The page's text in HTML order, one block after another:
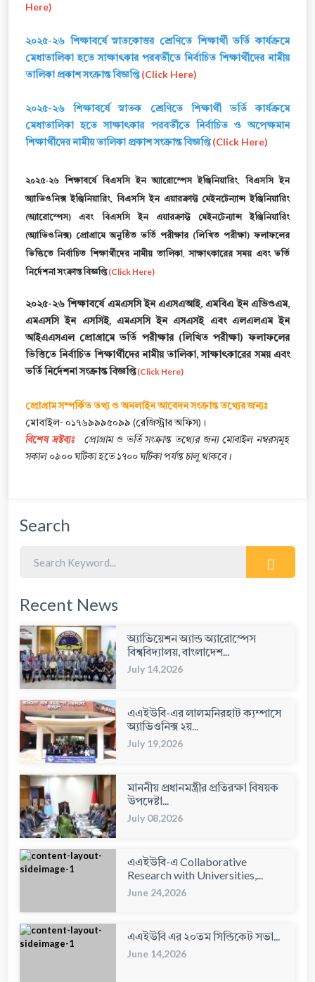
Here)
২০২৫-২৬ শিক্ষাবর্ষে স্নাতকোত্তর শ্রেণিতে শিক্ষার্থী ভর্তি কার্যক্রমে
মেধাতালিকা হতে সাক্ষাৎকার পরবর্তীতে নির্বাচিত শিক্ষার্থীদের নামীয়
তালিকা প্রকাশ সংক্রান্ত বিজ্ঞপ্তি(Click Here)
২০২৫-২৬ শিক্ষাবর্ষে স্নাতক শ্রেণিতে শিক্ষার্থী ভর্তি কার্যক্রমে
মেধাতালিকা হতে সাক্ষাৎকার পরবর্তীতে নির্বাচিত ও অপেক্ষমান
শিক্ষার্থীদের নামীয় তালিকা প্রকাশ সংক্রান্ত বিজ্ঞপ্তি(Click Here)
২০২৫-২৬ শিক্ষাবর্ষে বিএসসি ইন অ্যারোস্পেস ইঞ্জিনিয়ারিং, বিএসসি ইন
অ্যাভিওনিক্স ইঞ্জিনিয়ারিং, বিএসসি ইন এয়ারক্রাফ্ট মেইনটেন্যান্স ইঞ্জিনিয়ারিং
(অ্যারোস্পেস) এবং বিএসসি ইন এয়ারক্রাফ্ট মেইনটেন্যান্স ইঞ্জিনিয়ারিং
(অ্যাভিওনিক্স) প্রোগ্রামে অনুষ্ঠিত ভর্তি পরীক্ষার (লিখিত পরীক্ষা) ফলাফলের
ভিত্তিতে নির্বাচিত শিক্ষার্থীদের নামীয় তালিকা, সাক্ষাৎকারের সময় এবং ভর্তি
নির্দেশনা সংক্রান্ত বিজ্ঞপ্তি (Click Here)
২০২৫-২৬ শিক্ষাবর্ষে এমএসসি ইন এএসএআই, এমবিএ ইন এভিওএম,
এমএসসি ইন এসসিই, এমএসসি ইন এসএসই এবং এলএলএম ইন
আইএএসএল প্রোগ্রামে ভর্তি পরীক্ষার (লিখিত পরীক্ষা) ফলাফলের
ভিত্তিতে নির্বাচিত শিক্ষার্থীদের নামীয় তালিকা, সাক্ষাৎকারের সময় এবং
ভর্তি নির্দেশনা সংক্রান্ত বিজ্ঞপ্তি (Click Here)
প্রোগ্রাম সম্পর্কিত তথ্য ও অনলাইন আবেদন সংক্রান্ত তথ্যের জন্যঃ
মোবাইল- ০১৭৬৯৯৯৫০৯৯ (রেজিস্ট্রার অফিস)।
বিশেষ দ্রষ্টব্যঃ
প্রোগ্রাম ও ভর্তি সংক্রান্ত তথ্যের জন্য মোবাইল নম্বরসমূহ
সকাল ০৯০০ ঘটিকা হতে ১৭০০ ঘটিকা পর্যন্ত চালু থাকবে।
Search
Recent News
অ্যাভিয়েশন অ্যান্ড অ্যারোস্পেস
বিশ্ববিদ্যালয়, বাংলাদেশ...
July 14,2026
এএইউবি-এর লালমনিরহাট ক্যম্পাসে
অ্যাভিওনিক্স ২য়...
July 19,2026
মাননীয় প্রধানমন্ত্রীর প্রতিরক্ষা বিষয়ক
উপদেষ্টা...
July 08,2026
এএইউবি-এ Collaborative
Research with Universities,...
June 24,2026
এএইউবি এর ২০তম সিন্ডিকেট সভা...
June 14,2026